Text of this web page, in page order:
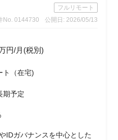
フルリモート
No. 0144730
公開日: 2026/05/13
円/月(税別)
ト（在宅)
期予定
IDガバナンスを中心とした